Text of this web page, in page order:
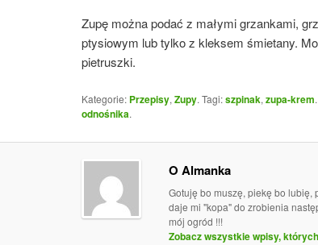
Zupę można podać z małymi grzankami,
ptysiowym lub tylko z kleksem śmietany.
pietruszki.
Kategorie: Przepisy, Zupy. Tagi:szpinak, zupa-krem
odnośnika.
O Almanka
Gotuję bo muszę, piekę bo lubię,
daje mi "kopa" do zrobienia
mój ogród !!!
Zobacz wszystkie wpisy,